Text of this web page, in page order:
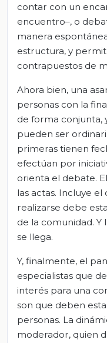
contar con un
encuentro–, o
manera
estructura, y
contrapuestos de
Ahora bien, una
personas con la
de forma conjunta,
pueden ser
primeras tienen
efectúan por
orienta el debate.
las actas. Incluye
realizarse debe
de la comunidad. Y
se llega.
Y, finalmente, el
especialistas que
interés para una
son que deben
personas. La
moderador, quien